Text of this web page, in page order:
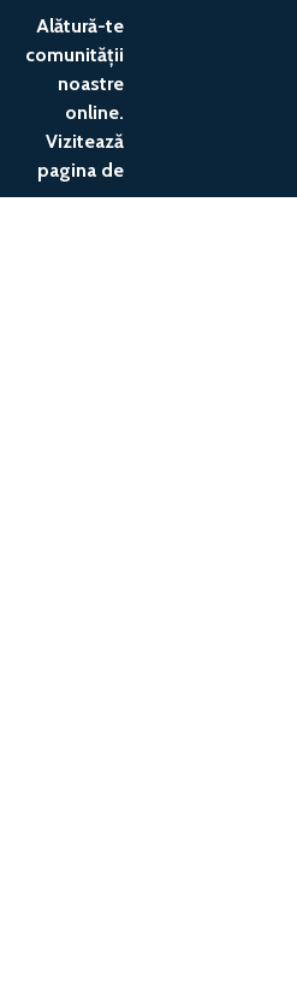
Alătură-te
comunității
noastre
online.
Vizitează
pagina de